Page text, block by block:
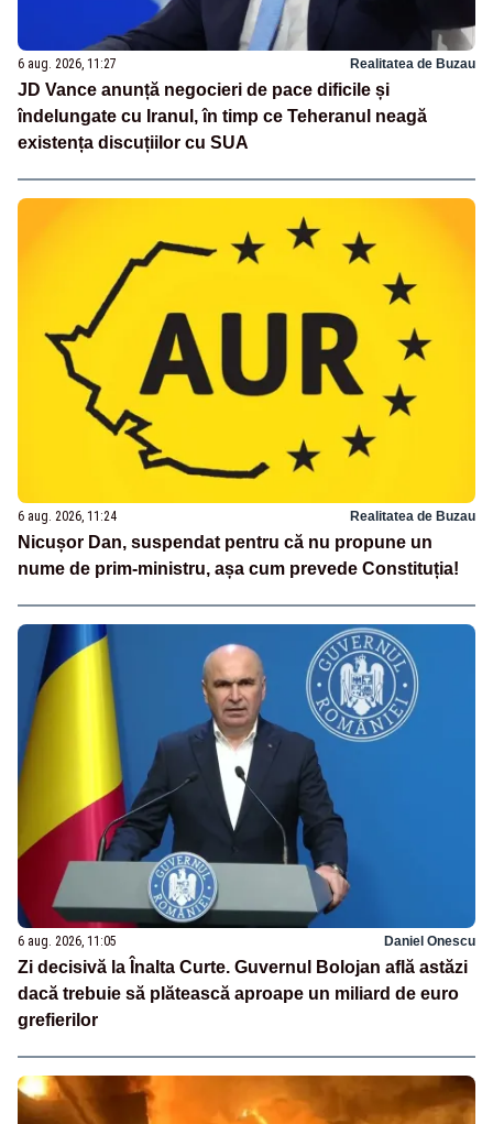
6 aug. 2026, 11:27 Realitatea de Buzau
JD Vance anunță negocieri de pace dificile și
îndelungate cu Iranul, în timp ce Teheranul neagă
existența discuțiilor cu SUA
6 aug. 2026, 11:24 Realitatea de Buzau
Nicușor Dan, suspendat pentru că nu propune un
nume de prim-ministru, așa cum prevede Constituția!
6 aug. 2026, 11:05 Daniel Onescu
Zi decisivă la Înalta Curte. Guvernul Bolojan află astăzi
dacă trebuie să plătească aproape un miliard de euro
grefierilor